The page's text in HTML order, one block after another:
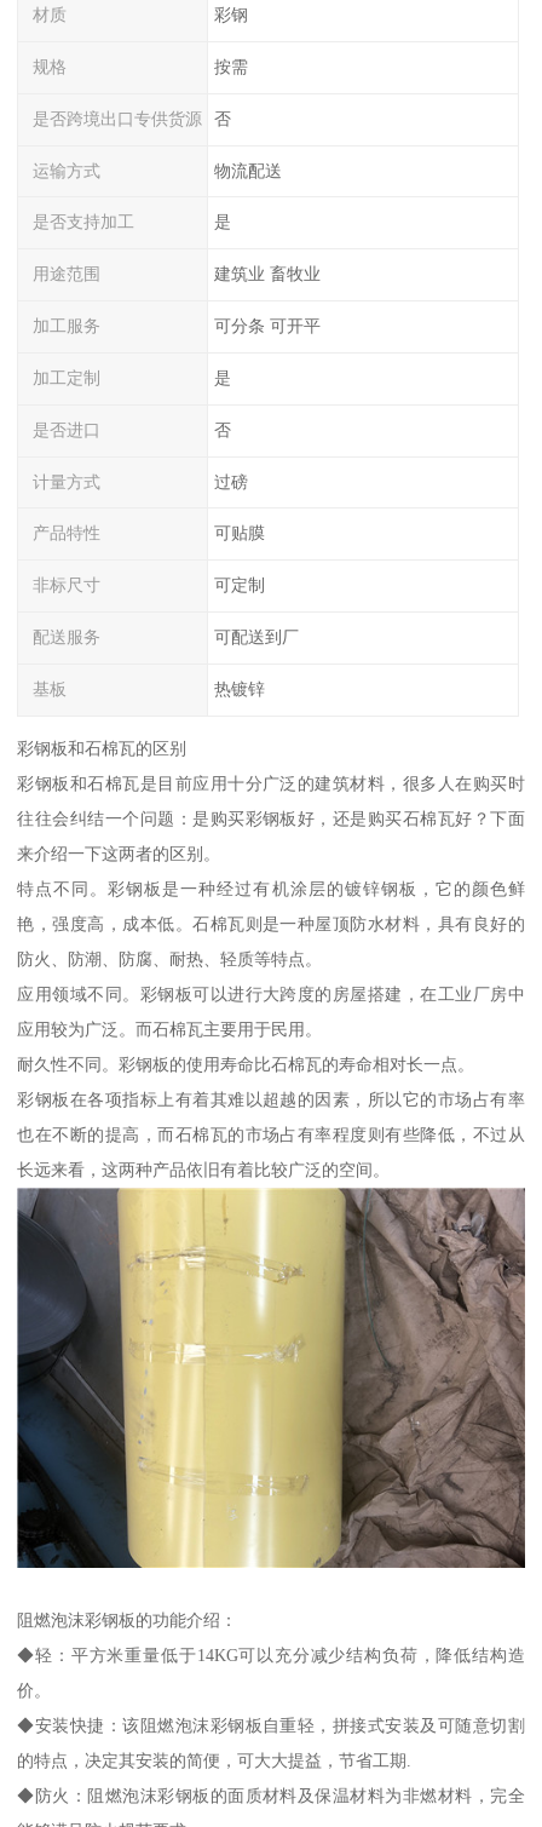
材质 彩钢
规格 按需
是否跨境出口专供货源 否
运输方式 物流配送
是否支持加工 是
用途范围 建筑业 畜牧业
加工服务 可分条 可开平
加工定制 是
是否进口 否
计量方式 过磅
产品特性 可贴膜
非标尺寸 可定制
配送服务 可配送到厂
基板 热镀锌
彩钢板和石棉瓦的区别
彩钢板和石棉瓦是目前应用十分广泛的建筑材料，很多人在购买时
往往会纠结一个问题：是购买彩钢板好，还是购买石棉瓦好？下面
来介绍一下这两者的区别。
特点不同。彩钢板是一种经过有机涂层的镀锌钢板，它的颜色鲜
艳，强度高，成本低。石棉瓦则是一种屋顶防水材料，具有良好的
防火、防潮、防腐、耐热、轻质等特点。
应用领域不同。彩钢板可以进行大跨度的房屋搭建，在工业厂房中
应用较为广泛。而石棉瓦主要用于民用。
耐久性不同。彩钢板的使用寿命比石棉瓦的寿命相对长一点。
彩钢板在各项指标上有着其难以超越的因素，所以它的市场占有率
也在不断的提高，而石棉瓦的市场占有率程度则有些降低，不过从
长远来看，这两种产品依旧有着比较广泛的空间。
阻燃泡沫彩钢板的功能介绍：
◆轻：平方米重量低于14KG可以充分减少结构负荷，降低结构造
价。
◆安装快捷：该阻燃泡沫彩钢板自重轻，拼接式安装及可随意切割
的特点，决定其安装的简便，可大大提益，节省工期.
◆防火：阻燃泡沫彩钢板的面质材料及保温材料为非燃材料，完全